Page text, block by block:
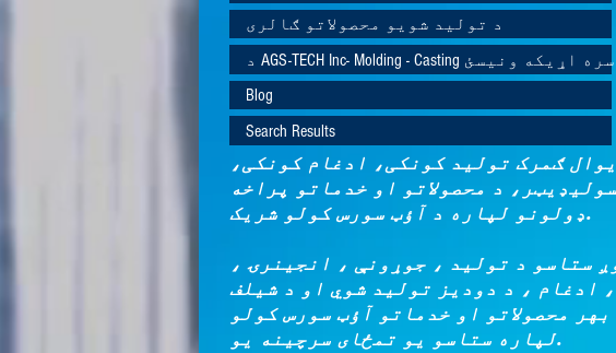
د تولید شویو محصولاتو ګالری
د AGS-TECH Inc- Molding - Casting سره اړیکه ونیسئ
Blog
Search Results
ګمرک تولید کونکی، ادغام کونکی،
د محصولاتو او خدماتو پراخه
ډولونو لپاره د آؤټ سورس کولو شریک.
ستاسو د تولید ، جوړونې ، انجینرۍ ،
ادغام ، د دودیز تولید شوي او د شیلف
محصولاتو او خدماتو آؤټ سورس کولو
لپاره ستاسو یو تمځای سرچینه یو.